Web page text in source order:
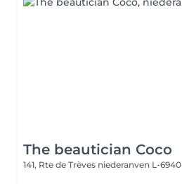
The beautician Coco
141, Rte de Trèves niederanven L-6940